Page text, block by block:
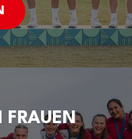
FRAUEN